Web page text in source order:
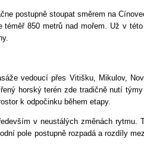
postupně stoupat směrem na
850 metrů nad mořem. Už v
vedoucí přes Vitišku, Mikulov,
horský terén zde tradičně nutí
k odpočinku během etapy.
v neustálých změnách rytmu.
pole postupně rozpadá a rozdíly